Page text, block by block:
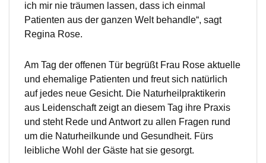
ich mir nie träumen lassen, dass ich einmal
Patienten aus der ganzen Welt behandle“, sagt
Regina Rose.
Am Tag der offenen Tür begrüßt Frau Rose aktuelle
und ehemalige Patienten und freut sich natürlich
auf jedes neue Gesicht. Die Naturheilpraktikerin
aus Leidenschaft zeigt an diesem Tag ihre Praxis
und steht Rede und Antwort zu allen Fragen rund
um die Naturheilkunde und Gesundheit. Fürs
leibliche Wohl der Gäste hat sie gesorgt.